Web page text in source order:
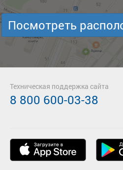
Посмотреть
Техническая поддержка сайта
8 800 600-03-38